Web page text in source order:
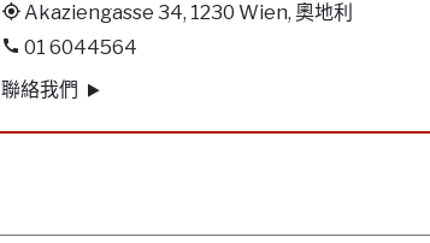
Akaziengasse 34, 1230 Wien, 奧地利
01 6044564
聯絡我們